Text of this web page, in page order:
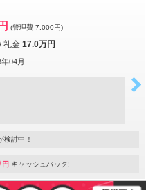
(管理費 7,000円)
/礼金 17.0万円
04月
検討中！
円 キャッシュバック!